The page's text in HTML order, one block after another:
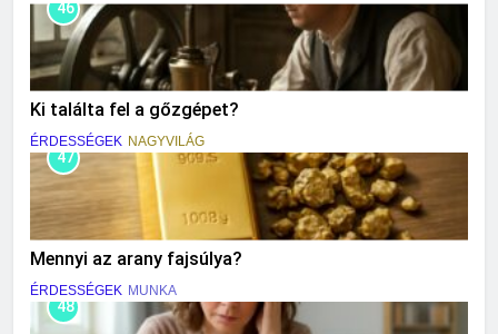
46
Ki találta fel a gőzgépet?
ÉRDESSÉGEK NAGYVILÁG
47
Mennyi az arany fajsúlya?
ÉRDESSÉGEK MUNKA
48